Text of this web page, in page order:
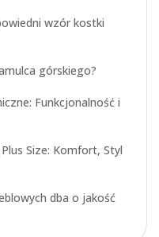
wzór kostki
górskiego?
Funkcjonalność i
Size: Komfort, Styl
dba o jakość